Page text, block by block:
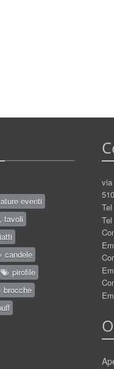
eventi
tavoli
candele
pirofile
brocche